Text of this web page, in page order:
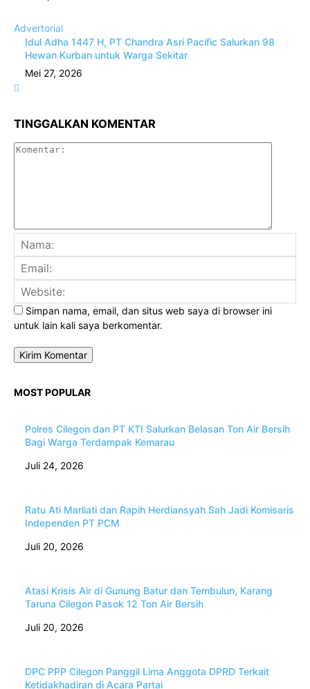
Advertorial
Idul Adha 1447 H, PT Chandra Asri Pacific Salurkan 98
Hewan Kurban untuk Warga Sekitar
Mei 27, 2026
TINGGALKAN KOMENTAR
Simpan nama, email, dan situs web saya di browser ini
untuk lain kali saya berkomentar.
MOST POPULAR
Polres Cilegon dan PT KTI Salurkan Belasan Ton Air Bersih
Bagi Warga Terdampak Kemarau
Juli 24, 2026
Ratu Ati Marliati dan Rapih Herdiansyah Sah Jadi Komisaris
Independen PT PCM
Juli 20, 2026
Atasi Krisis Air di Gunung Batur dan Tembulun, Karang
Taruna Cilegon Pasok 12 Ton Air Bersih
Juli 20, 2026
DPC PPP Cilegon Panggil Lima Anggota DPRD Terkait
Ketidakhadiran di Acara Partai